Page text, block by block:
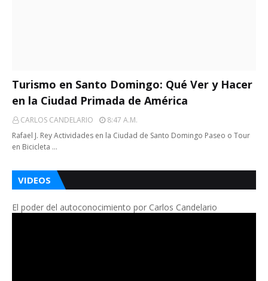
Turismo en Santo Domingo: Qué Ver y Hacer
en la Ciudad Primada de América
CARLOS CANDELARIO
8:47 A.m.
Rafael J. Rey Actividades en la Ciudad de Santo Domingo Paseo o Tour
en Bicicleta …
VIDEOS
El poder del autoconocimiento por Carlos Candelario